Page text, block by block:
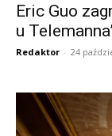
Eric Guo
u
Redaktor - 24